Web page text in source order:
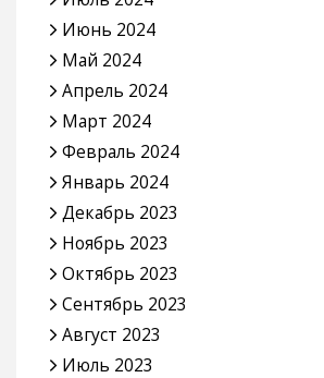
Июнь 2024
Май 2024
Апрель 2024
Март 2024
Февраль 2024
Январь 2024
Декабрь 2023
Ноябрь 2023
Октябрь 2023
Сентябрь 2023
Август 2023
Июль 2023